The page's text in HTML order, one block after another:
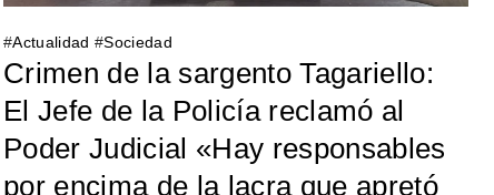
#Actualidad #Sociedad
Crimen de la sargento Tagariello:
El Jefe de la Policía reclamó al
Poder Judicial «Hay responsables
por encima de la lacra que apretó